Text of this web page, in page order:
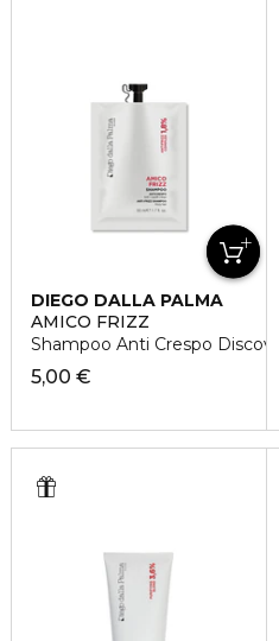
DIEGO DALLA PALMA
AMICO FRIZZ
Shampoo Anti Crespo
5,00 €